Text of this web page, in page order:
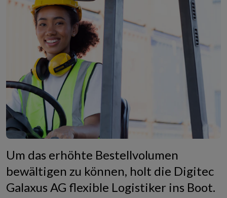
Um das erhöhte Bestellvolumen
bewältigen zu können, holt die Digitec
Galaxus AG flexible Logistiker ins Boot.